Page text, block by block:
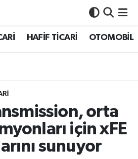
HAFİF TİCARİ OTOMOBİL
orta
için xFE
sunuyor